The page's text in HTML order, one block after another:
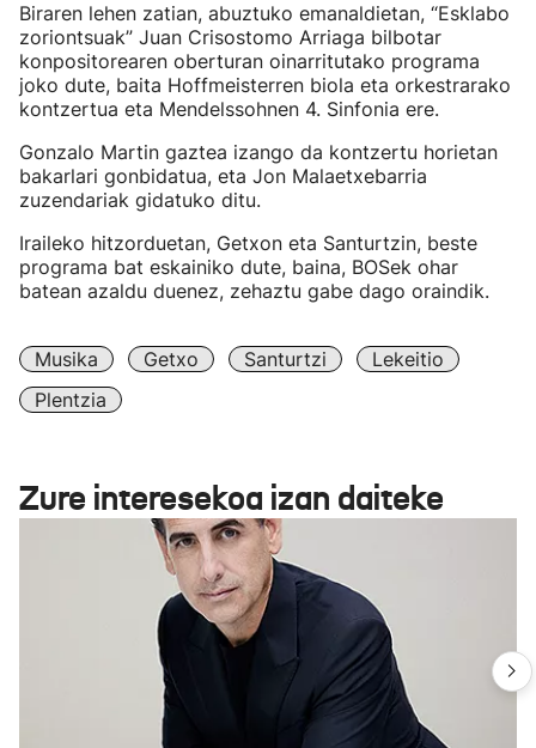
Biraren lehen zatian, abuztuko emanaldietan, “Esklabo
zoriontsuak” Juan Crisostomo Arriaga bilbotar
konpositorearen oberturan oinarritutako programa
joko dute, baita Hoffmeisterren biola eta orkestrarako
kontzertua eta Mendelssohnen 4. Sinfonia ere.
Gonzalo Martin gaztea izango da kontzertu horietan
bakarlari gonbidatua, eta Jon Malaetxebarria
zuzendariak gidatuko ditu.
Iraileko hitzorduetan, Getxon eta Santurtzin, beste
programa bat eskainiko dute, baina, BOSek ohar
batean azaldu duenez, zehaztu gabe dago oraindik.
Musika Getxo Santurtzi
Lekeitio
Plentzia
Zure interesekoa izan daiteke